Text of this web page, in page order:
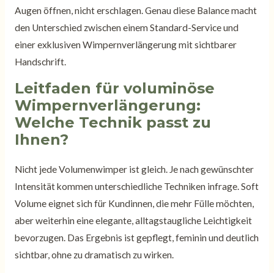
Augen öffnen, nicht erschlagen. Genau diese Balance macht
den Unterschied zwischen einem Standard-Service und
einer exklusiven Wimpernverlängerung mit sichtbarer
Handschrift.
Leitfaden für voluminöse
Wimpernverlängerung:
Welche Technik passt zu
Ihnen?
Nicht jede Volumenwimper ist gleich. Je nach gewünschter
Intensität kommen unterschiedliche Techniken infrage. Soft
Volume eignet sich für Kundinnen, die mehr Fülle möchten,
aber weiterhin eine elegante, alltagstaugliche Leichtigkeit
bevorzugen. Das Ergebnis ist gepflegt, feminin und deutlich
sichtbar, ohne zu dramatisch zu wirken.